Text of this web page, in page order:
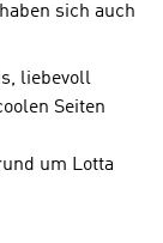
sich auch
liebevoll
Seiten
um Lotta